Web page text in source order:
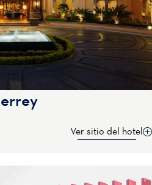
Ver sitio del hotel